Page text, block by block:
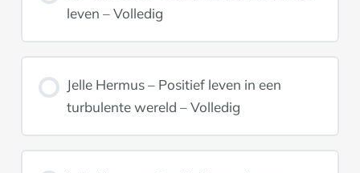
leven – Volledig
Jelle Hermus – Positief leven in een
turbulente wereld – Volledig